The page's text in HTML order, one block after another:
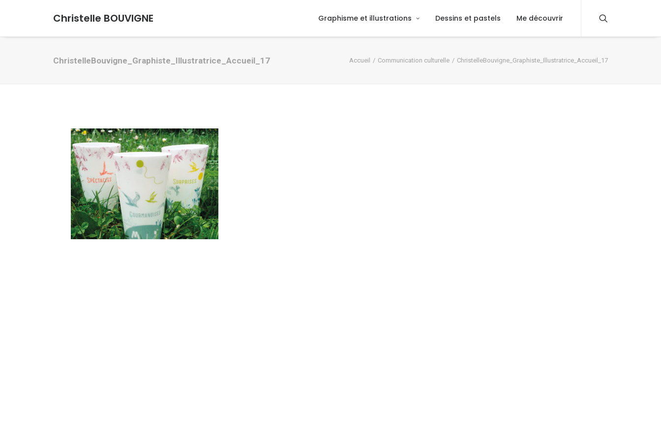
Christelle BOUVIGNE Graphisme et illustrations Dessins et pastels Me découvrir
ChristelleBouvigne_Graphiste_Illustratrice_Accueil_17 Accueil Communication culturelle ChristelleBouvigne_Graphiste_Illustratrice_Accueil_17